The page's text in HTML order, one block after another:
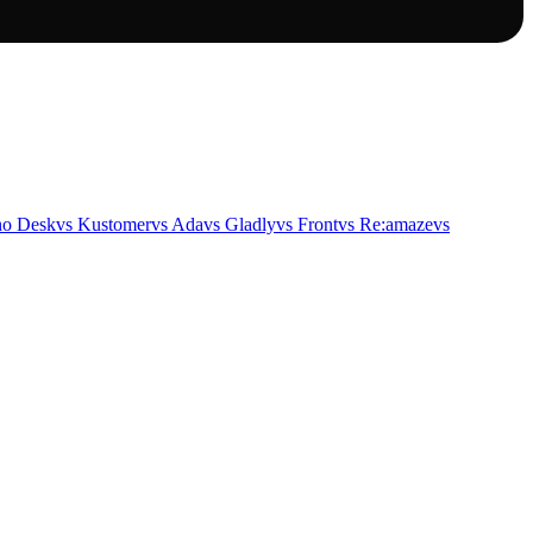
Deskvs Kustomervs Adavs Gladlyvs Frontvs Re:amazevs